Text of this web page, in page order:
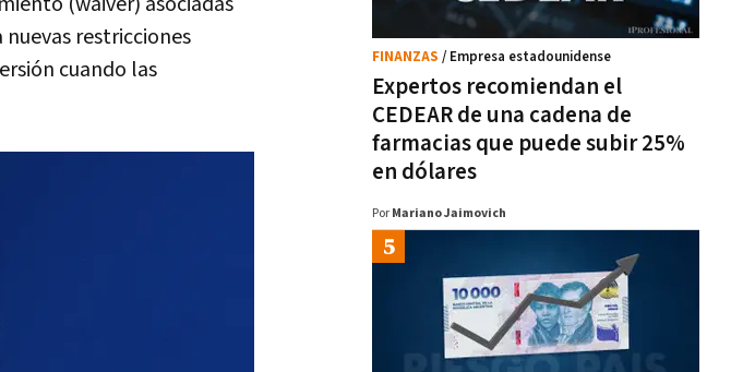
restricciones
cuando las
Expertos recomiendan el
CEDEAR de una cadena de
farmacias que puede subir 25%
en dólares
FINANZAS / Empresa estadounidense
Por Mariano Jaimovich